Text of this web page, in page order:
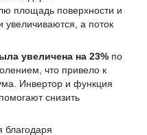
площадь поверхности и
увеличиваются, а поток
увеличена на 23% по
что привело к
Инвертор и функция
снизить
благодаря